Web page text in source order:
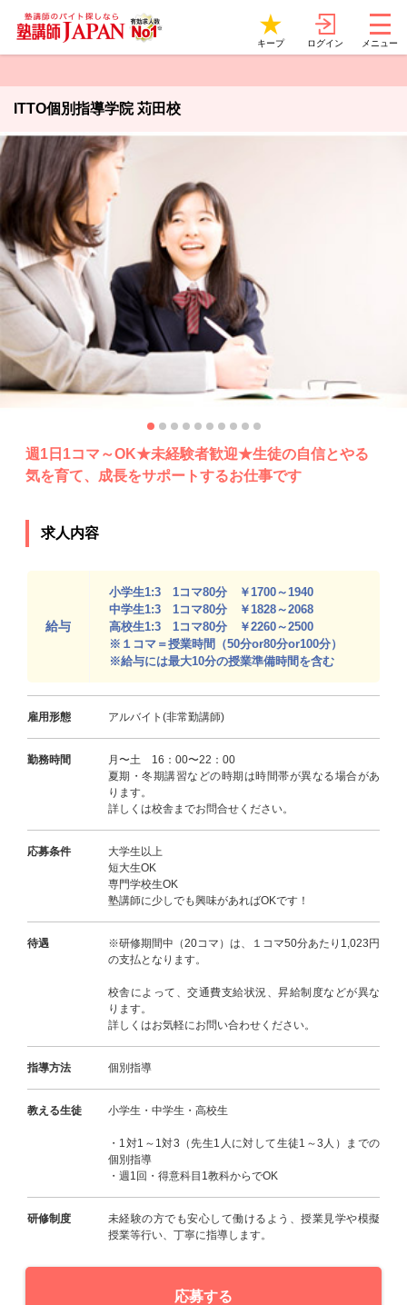
キープ ログイン メニュー
ITTO個別指導学院 苅田校
週1日1コマ～OK★未経験者歓迎★生徒の自信とやる
気を育て、成長をサポートするお仕事です
求人内容
給与
小学生1:3 1コマ80分 ￥1700～1940
中学生1:3 1コマ80分 ￥1828～2068
高校生1:3 1コマ80分 ￥2260～2500
※１コマ＝授業時間（50分or80分or100分）
※給与には最大10分の授業準備時間を含む
雇用形態 アルバイト(非常勤講師)
勤務時間
月〜土 16：00〜22：00
夏期・冬期講習などの時期は時間帯が異なる場合があ
ります。
詳しくは校舎までお問合せください。
応募条件
大学生以上
短大生OK
専門学校生OK
塾講師に少しでも興味があればOKです！
待遇
※研修期間中（20コマ）は、１コマ50分あたり1,023円
の支払となります。
校舎によって、交通費支給状況、昇給制度などが異な
ります。
詳しくはお気軽にお問い合わせください。
指導方法 個別指導
教える生徒 小学生・中学生・高校生
・1対1～1対3（先生1人に対して生徒1～3人）までの
個別指導
・週1回・得意科目1教科からでOK
研修制度
未経験の方でも安心して働けるよう、授業見学や模擬
授業等行い、丁寧に指導します。
応募する